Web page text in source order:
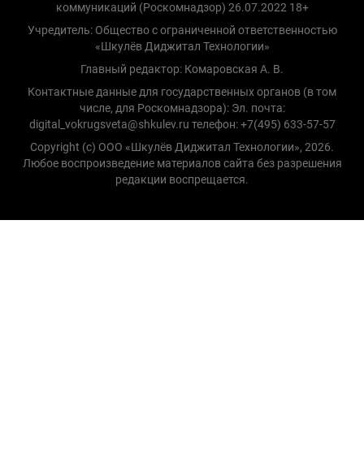
коммуникаций (Роскомнадзор) 26.07.2022 18+
Учредитель: Общество с ограниченной ответственностью
«Шкулёв Диджитал Технологии»
Главный редактор: Комаровская А. В.
Контактные данные для государственных органов (в том
числе, для Роскомнадзора): Эл. почта:
digital_vokrugsveta@shkulev.ru телефон: +7(495) 633-57-57
Copyright (с) ООО «Шкулёв Диджитал Технологии», 2026.
Любое воспроизведение материалов сайта без разрешения
редакции воспрещается.